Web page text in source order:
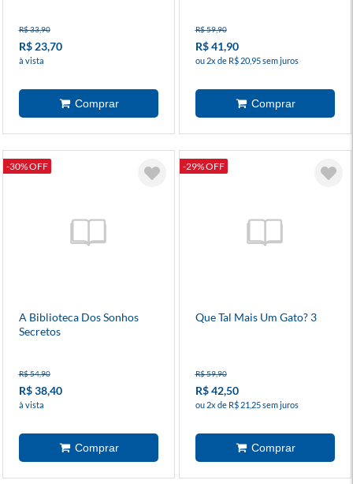
R$ 33,90
R$ 23,70
à vista
R$ 59,90
R$ 41,90
ou 2x de R$ 20,95 sem juros
-30% OFF
A Biblioteca Dos Sonhos
Secretos
R$ 54,90
R$ 38,40
à vista
-29% OFF
Que Tal Mais Um Gato? 3
R$ 59,90
R$ 42,50
ou 2x de R$ 21,25 sem juros